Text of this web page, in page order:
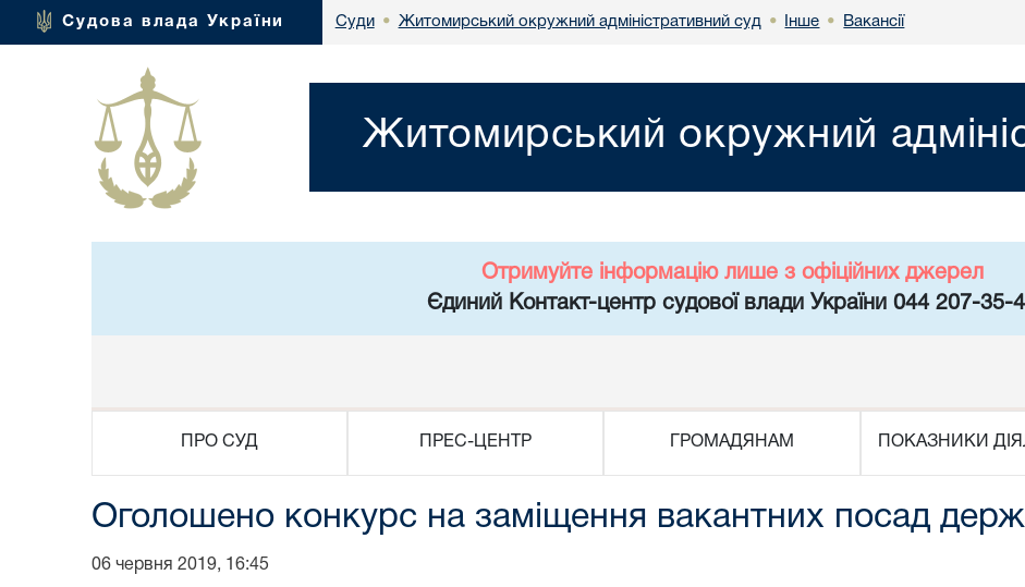
Судова влада України Суди • Житомирський окружний адміністративний суд • Інше • Вакансії
Житомирський окружний
Отримуйте інформацію лише з офіційних джерел
Єдиний Контакт-центр судової влади України 044 207-35-
ПРО СУД ПРЕС-ЦЕНТР ГРОМАДЯНАМ ПОКАЗНИКИ
Оголошено конкурс на заміщення вакантних посад
06 червня 2019, 16:45